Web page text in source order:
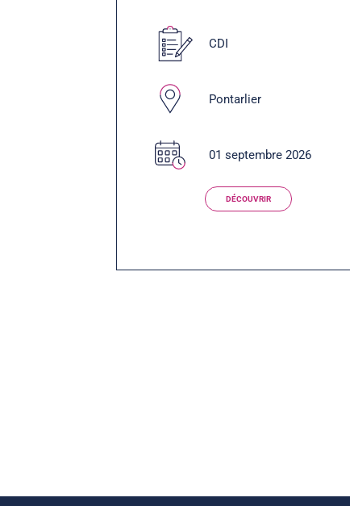
CDI
Pontarlier
01 septembre 2026
DÉCOUVRIR